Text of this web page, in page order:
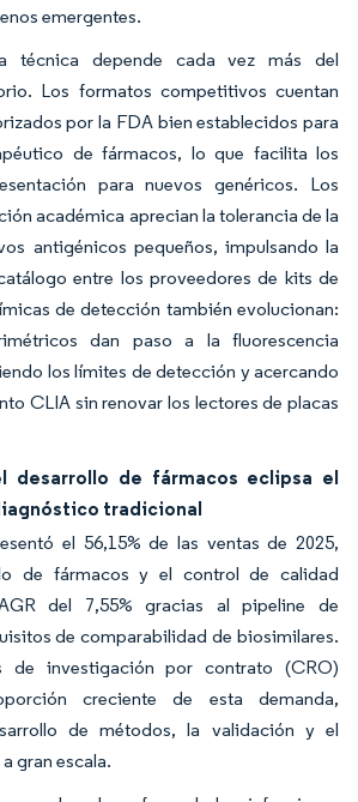
emergentes.
técnica depende cada vez más del
Los formatos competitivos cuentan
por la FDA bien establecidos para
de fármacos, lo que facilita los
para nuevos genéricos. Los
académica aprecian la tolerancia de la
antigénicos pequeños, impulsando la
entre los proveedores de kits de
de detección también evolucionan:
dan paso a la fluorescencia
los límites de detección y acercando
CLIA sin renovar los lectores de placas
desarrollo de fármacos eclipsa el
tradicional
el 56,15% de las ventas de 2025,
de fármacos y el control de calidad
del 7,55% gracias al pipeline de
de comparabilidad de biosimilares.
de investigación por contrato (CRO)
creciente de esta demanda,
de métodos, la validación y el
gran escala.